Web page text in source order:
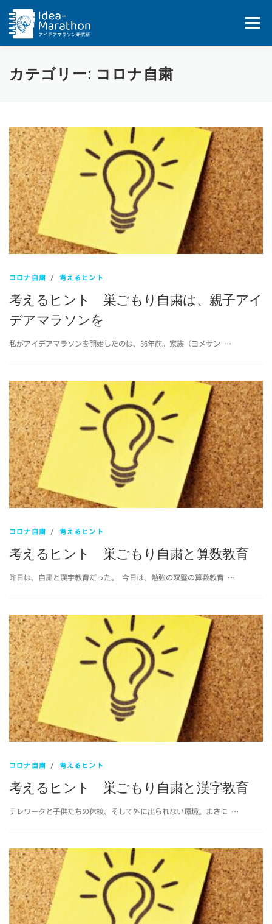
メニュー
HOME IDEA-MARATHON
COMPANY CONTACT
カテゴリー: コロナ自粛
コロナ自粛 / 考えるヒント
考えるヒント 巣ごもり自粛は、親子アイ
デアマラソンを
私がアイデアマラソンを開始したのは、36年前。家族（ヨメサン …
コロナ自粛 / 考えるヒント
考えるヒント 巣ごもり自粛と算数教育
昨日は、自粛と漢字教育だった。 今日は、勉強の双璧の算数教育 …
コロナ自粛 / 考えるヒント
考えるヒント 巣ごもり自粛と漢字教育
テレワークと子供たちの休校、そして外に出られない環境。まさに …